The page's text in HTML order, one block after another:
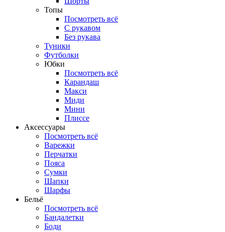
Топы
Посмотреть всё
C рукавом
Без рукава
Туники
Футболки
Юбки
Посмотреть всё
Карандаш
Макси
Миди
Мини
Плиссе
Аксессуары
Посмотреть всё
Варежки
Перчатки
Пояса
Сумки
Шапки
Шарфы
Бельё
Посмотреть всё
Бандалетки
Боди